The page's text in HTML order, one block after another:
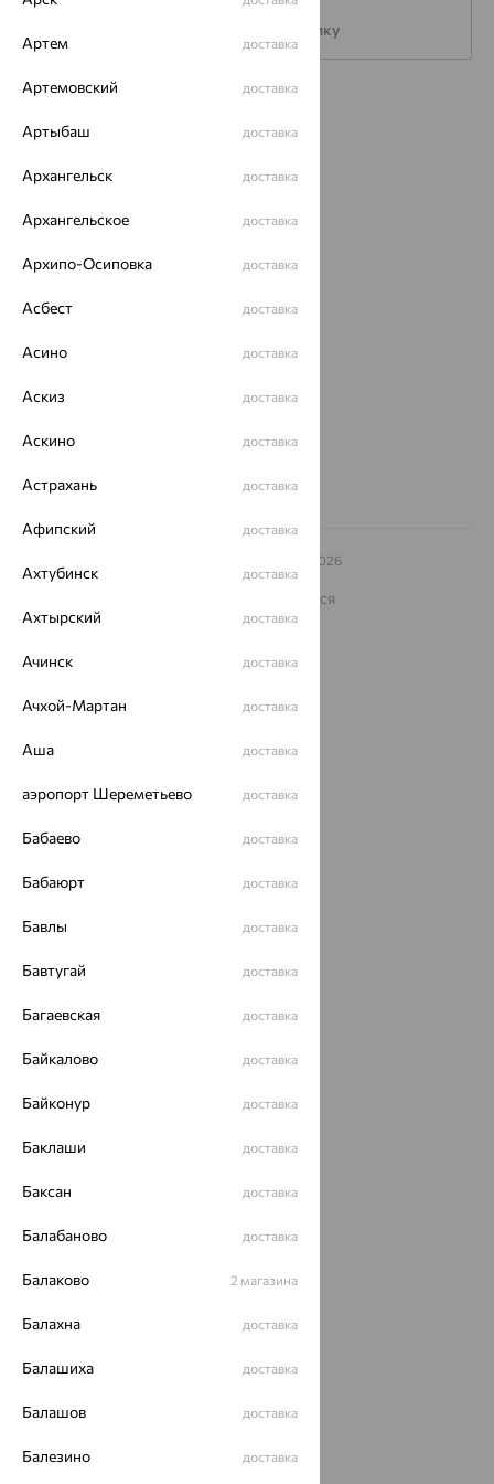
Подписаться на рассылку
Магазины
Покупателям
О нас
Магазины и доставка г. Липецк
еще 3
Другие города
Заказать звонок
– 2026
Архив акций
Карта сайта
На информационном ресурсе применяются
рекомендательные технологии
Политика конфеденциальности
Разработка сайта —
Артем доставка
Артемовский доставка
Артыбаш доставка
Архангельск доставка
Архангельское доставка
Архипо-Осиповка доставка
Асбест доставка
Асино доставка
Аскиз доставка
Аскино доставка
Астрахань доставка
Афипский доставка
Ахтубинск доставка
Ахтырский доставка
Ачинск доставка
Ачхой-Мартан доставка
Аша доставка
аэропорт Шереметьево доставка
Бабаево доставка
Бабаюрт доставка
Бавлы доставка
Бавтугай доставка
Багаевская доставка
Байкалово доставка
Байконур доставка
Баклаши доставка
Баксан доставка
Балабаново доставка
Балаково 2 магазина
Балахна доставка
Балашиха доставка
Балашов доставка
Балезино доставка